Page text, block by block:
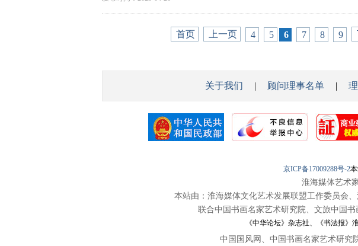
首页 上一页 4 5 6 7 8 9
关于我们 | 顾问理事名单 |
京ICP备17009288号-2
淮海媒体艺术
本站由：淮海媒体文化艺术发展联盟工作委员会
联合中国书画名家艺术研究院、文旅中国
《中华论坛》杂志社、《书法报
中国国风网、中国书画名家艺术研究